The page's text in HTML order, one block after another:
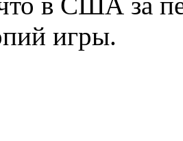
игры.